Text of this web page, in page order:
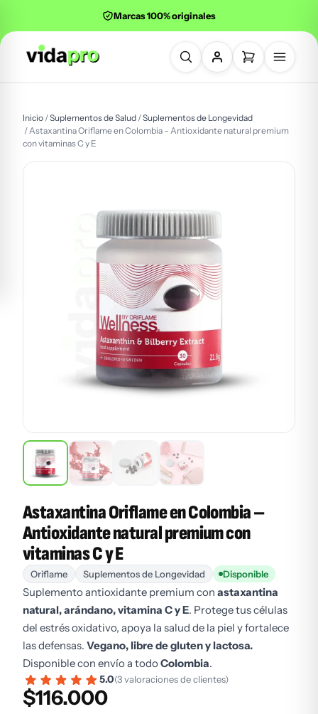
Marcas 100% originales
Inicio /Suplementos de Salud /Suplementos de Longevidad
/ Astaxantina Oriflame en Colombia – Antioxidante natural premium
con vitaminas C y E
Astaxantina Oriflame en Colombia –
Antioxidante natural premium con
vitaminas C y E
Oriflame Suplementos de Longevidad Disponible
Suplemento antioxidante premium con astaxantina
natural, arándano, vitamina C y E. Protege tus células
del estrés oxidativo, apoya la salud de la piel y fortalece
las defensas. Vegano, libre de gluten y lactosa.
Disponible con envío a todo Colombia.
5.0(3 valoraciones de clientes)
$116.000